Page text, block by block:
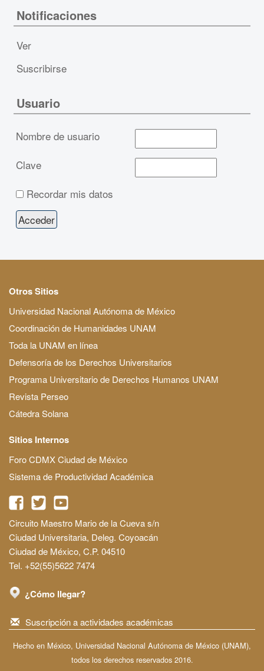
Notificaciones
Ver
Suscribirse
Usuario
Nombre de usuario
Clave
Recordar mis datos
Otros Sitios
Universidad Nacional Autónoma de México
Coordinación de Humanidades UNAM
Toda la UNAM en línea
Defensoría de los Derechos Universitarios
Programa Universitario de Derechos Humanos UNAM
Revista Perseo
Cátedra Solana
Sitios Internos
Foro CDMX Ciudad de México
Sistema de Productividad Académica
Circuito Maestro Mario de la Cueva s/n
Ciudad Universitaria, Deleg. Coyoacán
Ciudad de México, C.P. 04510
Tel. +52(55)5622 7474
¿Cómo llegar?
Suscripción a actividades académicas
Hecho en México, Universidad Nacional Autónoma de México (UNAM),
todos los derechos reservados 2016.